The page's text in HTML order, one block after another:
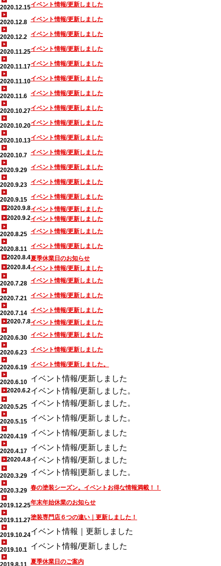
2020.12.15イベント情報/更新しました
2020.12.8 イベント情報/更新しました
2020.12.2 イベント情報/更新しました
2020.11.25イベント情報/更新しました
2020.11.17イベント情報/更新しました
2020.11.10イベント情報/更新しました
2020.11.6 イベント情報/更新しました
2020.10.27イベント情報/更新しました
2020.10.20イベント情報/更新しました
2020.10.13イベント情報/更新しました
2020.10.7 イベント情報/更新しました
2020.9.29 イベント情報/更新しました
2020.9.23 イベント情報/更新しました
2020.9.15 イベント情報/更新しました
2020.9.8イベント情報/更新しました
2020.9.2イベント情報/更新しました
2020.8.25 イベント情報/更新しました
2020.8.11
イベント情報/更新しました
2020.8.4夏季休業日のお知らせ
2020.8.4イベント情報/更新しました
2020.7.28 イベント情報/更新しました
2020.7.21 イベント情報/更新しました
2020.7.14 イベント情報/更新しました
2020.7.8イベント情報/更新しました
2020.6.30 イベント情報/更新しました
2020.6.23 イベント情報/更新しました
2020.6.19 イベント情報/更新しました。
2020.6.10 イベント情報/更新しました
2020.6.2イベント情報/更新しました。
2020.5.25 イベント情報/更新しました。
2020.5.15 イベント情報/更新しました。
2020.4.19 イベント情報/更新しました
2020.4.17 イベント情報/更新しました
2020.4.8イベント情報/更新しました
2020.3.29 イベント情報|更新しました。
2020.3.29 春の塗装シーズン。イベントお得な情報満載！！
2019.12.25年末年始休業のお知らせ
2019.11.27塗装専門店６つの違い｜更新しました！
2019.10.24イベント情報｜更新しました
2019.10.1 イベント情報/更新しました
2019.8.11 夏季休業日のご案内